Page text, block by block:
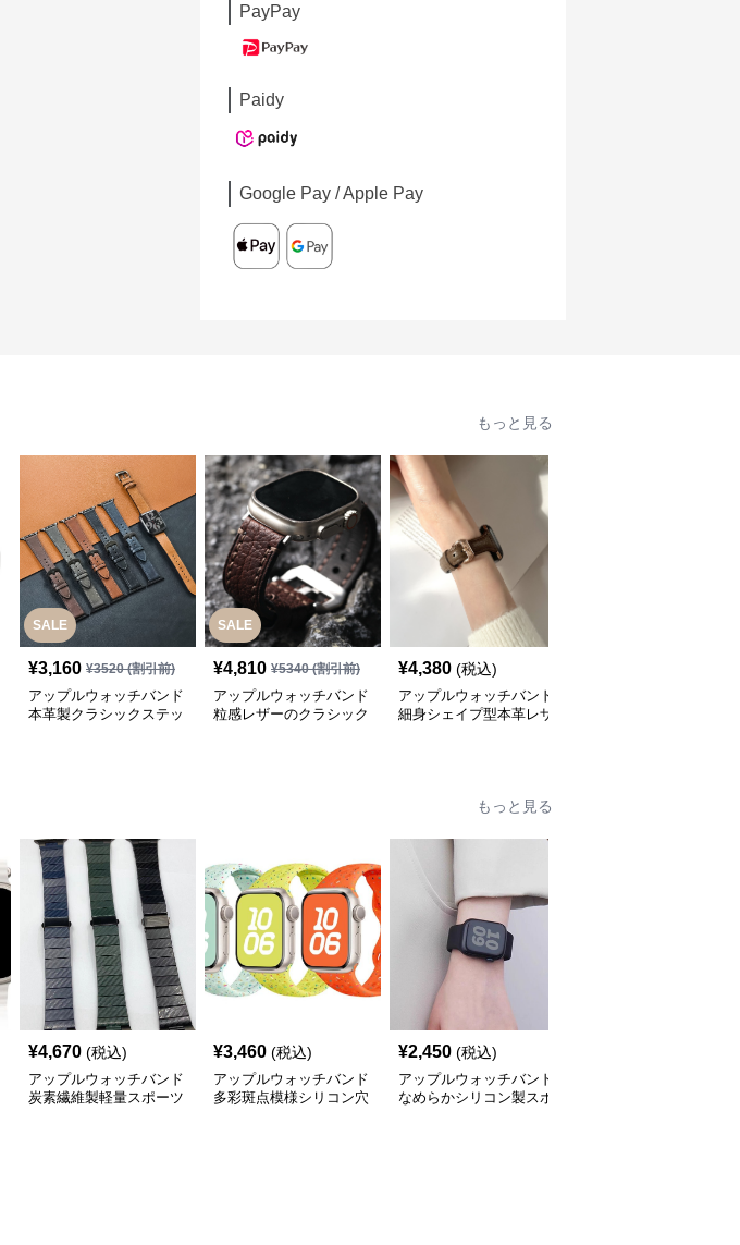
PayPay
Paidy
Google Pay / Apple Pay
もっと見る
SALE
¥3,160 ¥3520(割引前)
アップルウォッチバンド
本革製クラシックステッ
SALE
¥4,810 ¥5340(割引前)
アップルウォッチバンド
粒感レザーのクラシック
¥4,380 (税込)
アップルウォッチバンド
細身シェイプ型本革レザ
もっと見る
¥4,670 (税込)
アップルウォッチバンド
炭素繊維製軽量スポーツ
¥3,460 (税込)
アップルウォッチバンド
多彩斑点模様シリコン穴
¥2,450 (税込)
アップルウォッチバンド
なめらかシリコン製スポ